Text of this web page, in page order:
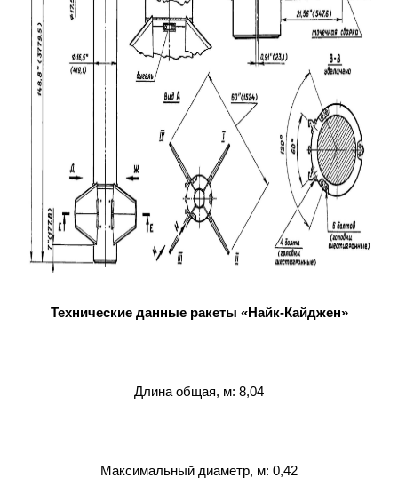
Технические данные ракеты «Найк-Кайджен»
Длина общая, м: 8,04
Максимальный диаметр, м: 0,42